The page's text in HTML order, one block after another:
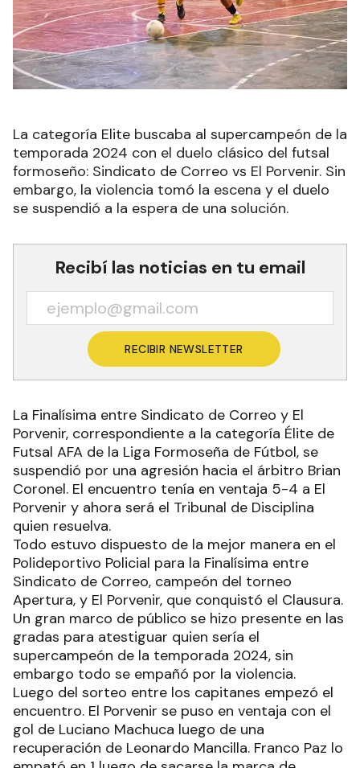
La categoría Elite buscaba al supercampeón de la
temporada 2024 con el duelo clásico del futsal
formoseño: Sindicato de Correo vs El Porvenir. Sin
embargo, la violencia tomó la escena y el duelo
se suspendió a la espera de una solución.
Recibí las noticias en tu email
RECIBIR NEWSLETTER
La Finalísima entre Sindicato de Correo y El
Porvenir, correspondiente a la categoría Élite de
Futsal AFA de la Liga Formoseña de Fútbol, se
suspendió por una agresión hacia el árbitro Brian
Coronel. El encuentro tenía en ventaja 5-4 a El
Porvenir y ahora será el Tribunal de Disciplina
quien resuelva.
Todo estuvo dispuesto de la mejor manera en el
Polideportivo Policial para la Finalísima entre
Sindicato de Correo, campeón del torneo
Apertura, y El Porvenir, que conquistó el Clausura.
Un gran marco de público se hizo presente en las
gradas para atestiguar quien sería el
supercampeón de la temporada 2024, sin
embargo todo se empañó por la violencia.
Luego del sorteo entre los capitanes empezó el
encuentro. El Porvenir se puso en ventaja con el
gol de Luciano Machuca luego de una
recuperación de Leonardo Mancilla. Franco Paz lo